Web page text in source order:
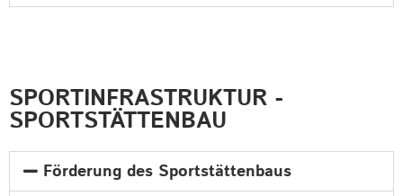
SPORTINFRASTRUKTUR -
SPORTSTÄTTENBAU
Förderung des Sportstättenbaus